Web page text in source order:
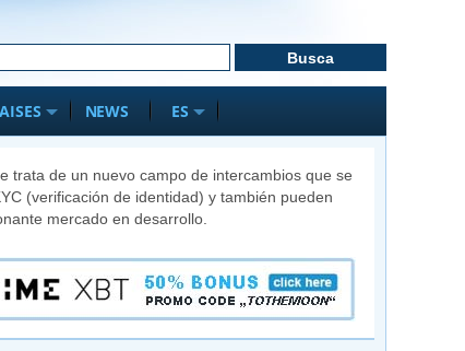
NEWS ES
trata de un nuevo campo de intercambios que se
(verificación de identidad) y también pueden
mercado en desarrollo.